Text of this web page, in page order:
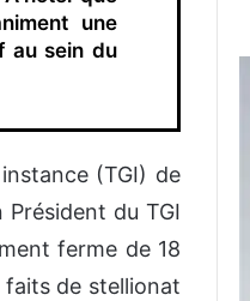
une
au sein du
(TGI) de
Président du TGI
ferme de 18
faits de stellionat